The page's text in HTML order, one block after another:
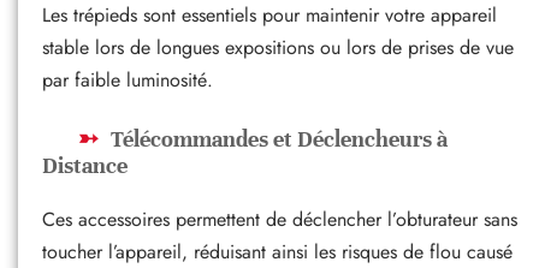
Les trépieds sont essentiels pour maintenir votre appareil
stable lors de longues expositions ou lors de prises de vue
par faible luminosité.
Télécommandes et Déclencheurs à
Distance
Ces accessoires permettent de déclencher l’obturateur sans
toucher l’appareil, réduisant ainsi les risques de flou causé